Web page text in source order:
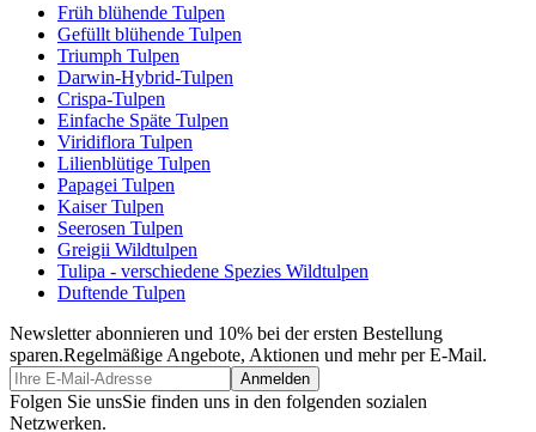
Früh blühende Tulpen
Gefüllt blühende Tulpen
Triumph Tulpen
Darwin-Hybrid-Tulpen
Crispa-Tulpen
Einfache Späte Tulpen
Viridiflora Tulpen
Lilienblütige Tulpen
Papagei Tulpen
Kaiser Tulpen
Seerosen Tulpen
Greigii Wildtulpen
Tulipa - verschiedene Spezies Wildtulpen
Duftende Tulpen
Newsletter abonnieren und 10% bei der ersten Bestellung
sparen.Regelmäßige Angebote, Aktionen und mehr per E-Mail.
Folgen Sie unsSie finden uns in den folgenden sozialen
Netzwerken.